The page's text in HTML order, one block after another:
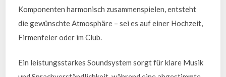
Komponenten harmonisch zusammenspielen, entsteht
die gewünschte Atmosphäre – sei es auf einer Hochzeit,
Firmenfeier oder im Club.
Ein leistungsstarkes Soundsystem sorgt für klare Musik